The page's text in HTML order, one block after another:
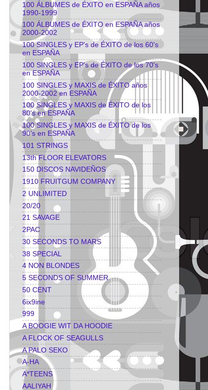
100 ÁLBUMES de ÉXITO en ESPAÑA años
1990-1999
100 ÁLBUMES de ÉXITO en ESPAÑA años
2000-2002
100 SINGLES y EP's de ÉXITO de los 60's
en ESPAÑA
100 SINGLES y EP's de ÉXITO de los 70's
en ESPAÑA
100 SINGLES y MAXIS de ÉXITO años
2000-2002 en ESPAÑA
100 SINGLES y MAXIS de ÉXITO de los
80's en ESPAÑA
100 SINGLES y MAXIS de ÉXITO de los
90's en ESPAÑA
101 STRINGS
13th FLOOR ELEVATORS
150 DISCOS NAVIDEÑOS
1910 FRUITGUM COMPANY
2 UNLIMITED
20/20
21 SAVAGE
2PAC
30 SECONDS TO MARS
38 SPECIAL
4 NON BLONDES
5 SECONDS OF SUMMER
50 CENT
6ix9ine
999
A BOOGIE WIT DA HOODIE
A FLOCK OF SEAGULLS
A PALO SEKO
A-HA
A*TEENS
AALIYAH